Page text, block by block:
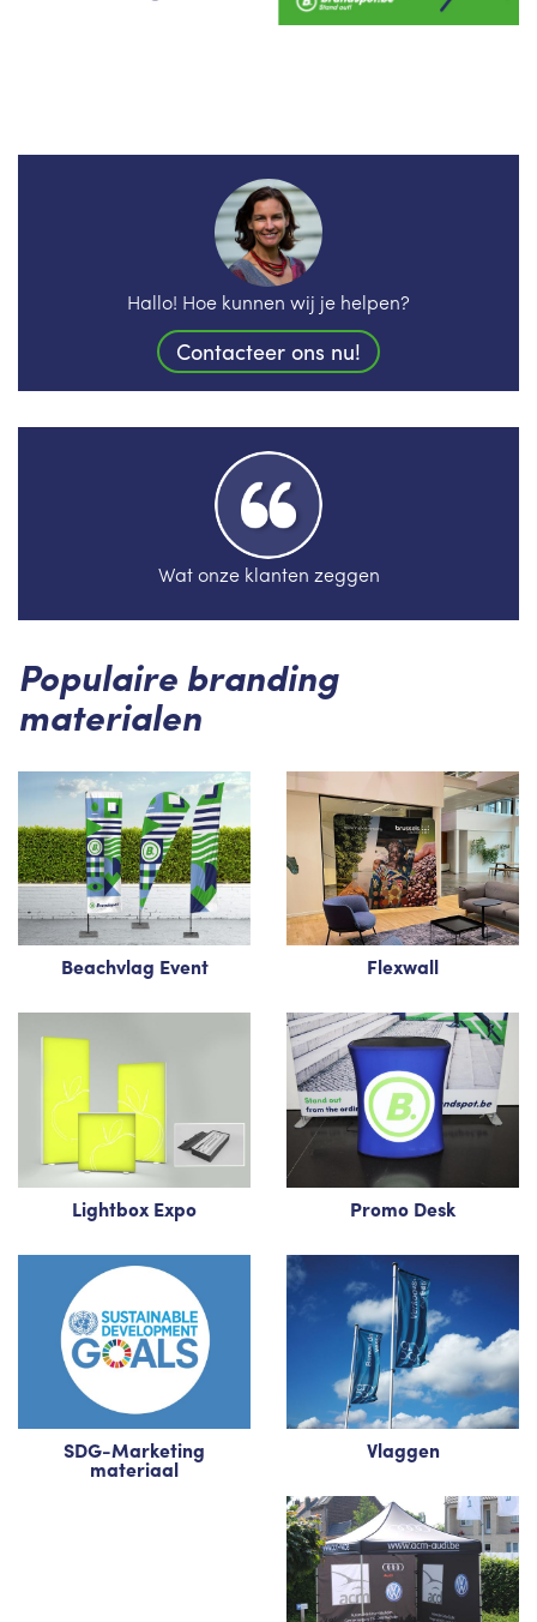
Hallo! Hoe kunnen wij je helpen?
Contacteer ons nu!
Wat onze klanten zeggen
Populaire branding
materialen
Beachvlag Event Flexwall
Lightbox Expo Promo Desk
SDG-Marketing
materiaal
Vlaggen